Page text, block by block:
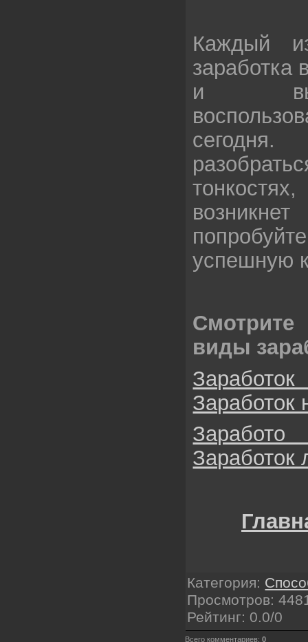
Каждый
заработка
и вы
успешную
виды
Заработок
Заработок
Категория:
Просмотров:
Рейтинг: 0.0/0
Всего комментариев:0